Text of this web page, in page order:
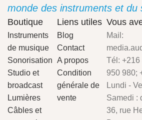
monde des instruments et du
Boutique
Instruments
de musique
Sonorisation
Studio et
broadcast
Lumières
Câbles et
Liens utiles
Blog
Contact
A propos
Condition
générale de
vente
Vous
Mail:
Tél: +216
950 980;
Lundi -
Samedi :
36, rue